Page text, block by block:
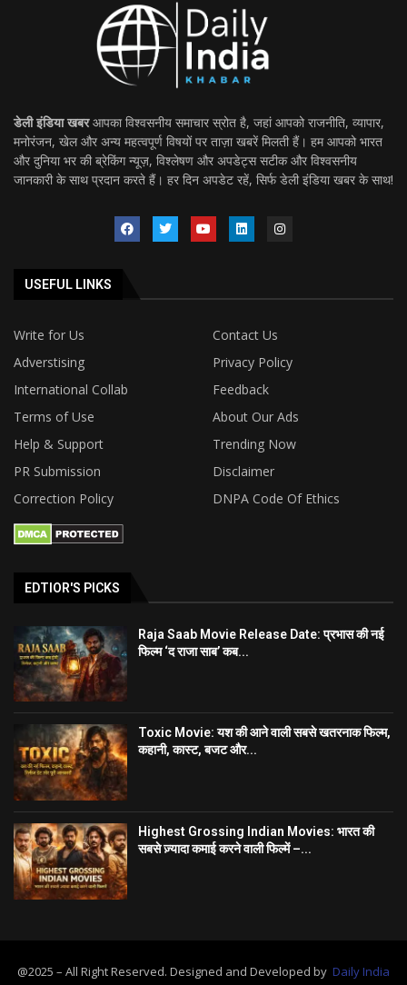
डेली इंडिया खबरआपका विश्वसनीय समाचार स्रोत है, जहां आपको राजनीति, व्यापार,
मनोरंजन, खेल और अन्य महत्वपूर्ण विषयों पर ताज़ा खबरें मिलती हैं। हम आपको भारत
और दुनिया भर की ब्रेकिंग न्यूज़, विश्लेषण और अपडेट्स सटीक और विश्वसनीय
जानकारी के साथ प्रदान करते हैं। हर दिन अपडेट रहें, सिर्फ डेली इंडिया खबर के साथ!
USEFUL LINKS
Write for Us
Contact Us
Adverstising
Privacy Policy
International Collab
Feedback
Terms of Use
About Our Ads
Help & Support
Trending Now
PR Submission
Disclaimer
Correction Policy
DNPA Code Of Ethics
EDTIOR'S PICKS
Raja Saab Movie Release Date: प्रभास की नई
फिल्म ‘द राजा साब’ कब...
Toxic Movie: यश की आने वाली सबसे खतरनाक फिल्म,
कहानी, कास्ट, बजट और...
Highest Grossing Indian Movies: भारत की
सबसे ज़्यादा कमाई करने वाली फिल्में –...
@2025 – All Right Reserved. Designed and Developed by Daily India